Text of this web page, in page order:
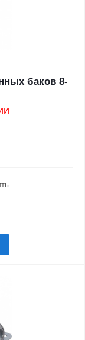
баков 8-